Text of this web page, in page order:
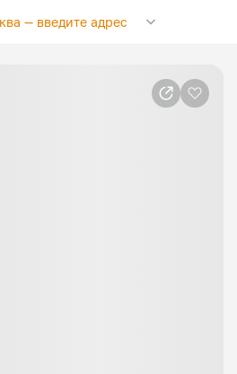
—введите адрес